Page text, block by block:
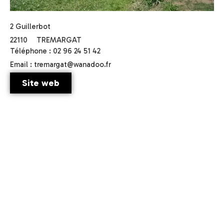
2 Guillerbot
22110
TREMARGAT
Téléphone : 02 96 24 51 42
Email : tremargat@wanadoo.fr
Site web